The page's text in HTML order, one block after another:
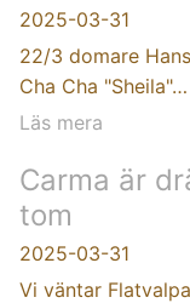
2025-03-31
22/3 domare
Cha Cha "Sheila"…
Läs mera
Carma är
tom
2025-03-31
Vi väntar